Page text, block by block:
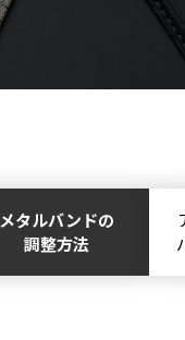
メタルバンドの
調整方法